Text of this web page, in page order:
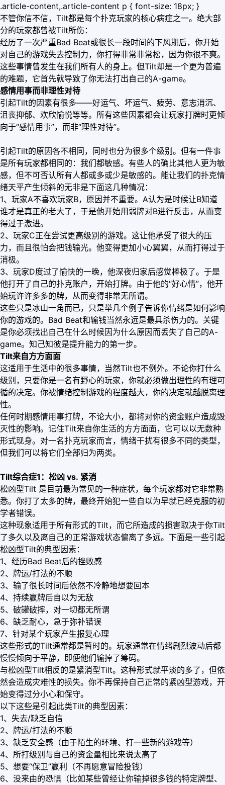
.article-content,.article-content p { font-size: 18px; }
不管你信不信，Tilt都是每个扑克玩家的核心病症之一。绝大部
分的玩家都曾被Tilt所伤：
经历了一次严重Bad Beat或很长一段时间的下风期后，你开始
对自己的游戏失去控制力，你打得非常非常松，因为你很不爽。
这些事情曾发生在我们所有人的身上。但Tilt却是一个更为普遍
的难题，它首先就导致了你无法打出自己的A-game。
感情用事而非理性对待
引起Tilt的因素有很多——好运气、坏运气、疲劳、意志消沉、
沮丧抑郁、欢欣愉悦等等。所有这些因素都会让玩家打牌时更倾
向于“感情用事”，而非“理性对待”。
引起Tilt的原因各不相同，同时也分为很多个级别。但有一件事
是所有玩家都相同的：我们都敏感。有些人的确比其他人更为敏
感，但不可否认所有人都或多或少是敏感的。能让我们的扑克情
绪天平产生倾斜的无非是下面这几种情况：
1、玩家A不喜欢玩家B，原因并不重要。A认为是时候让B知道
谁才是真正的老大了，于是他开始用弱牌对B进行反击，从而变
得过于激进。
2、玩家C正在尝试更高级别的游戏。这让他承受了很大的压
力，而且很怕会把钱输光。他变得更加小心翼翼，从而打得过于
消极。
3、玩家D度过了愉快的一晚，他深夜归家后感觉棒极了。于是
他打开了自己的扑克账户，开始打牌。由于他的“好心情”，他开
始玩许许多多的牌，从而变得非常无所谓。
这些只是冰山一角而已，只是举几个例子告诉你情绪是如何影响
你的游戏的。Bad Beat和输钱当然永远是最具杀伤力的。关键
是你必须找出自己在什么时候因为什么原因而丢失了自己的A-
game。知己知彼是提升能力的第一步。
Tilt来自方方面面
这适用于生活中的很多事情，当然Tilt也不例外。不论你打什么
级别，只要你是一名有野心的玩家，你就必须做出理性的有理可
循的决定。你被情绪控制游戏的程度越大，你的决定就越脱离理
性。
任何时期感情用事打牌，不论大小，都将对你的资金账户造成毁
灭性的影响。记住Tilt来自你生活的方方面面，它可以以无数种
形式现身。对一名扑克玩家而言，情绪干扰有很多不同的类型，
但我们可以将它们全部归为两类。
Tilt综合症1：松凶 vs. 紧消
松凶型Tilt 是目前最为常见的一种症状，每个玩家都对它非常熟
悉。你打了太多的牌，最终开始犯一些自以为早就已经克服的初
学者错误。
这种现象适用于所有形式的Tilt，而它所造成的损害取决于你Tilt
了多久以及离自己的正常游戏状态偏离了多远。下面是一些引起
松凶型Tilt的典型因素：
1、经历Bad Beat后的挫败感
2、牌运/打法的不顺
3、输了很长时间后依然不冷静地想要回本
4、持续赢牌后自以为无敌
5、破罐破摔，对一切都无所谓
6、缺乏耐心，急于弥补错误
7、针对某个玩家产生报复心理
这些形式的Tilt通常都是暂时的。玩家通常在情绪剧烈波动后都
慢慢倾向于平静，即便他们输掉了筹码。
与松凶型Tilt相反的是紧消型Tilt。这种形式就平淡的多了，但依
然会造成灾难性的损失。你不再保持自己正常的紧凶型游戏，开
始变得过分小心和保守。
以下这些是引起此类Tilt的典型因素：
1、失去/缺乏自信
2、牌运/打法的不顺
3、缺乏安全感（由于陌生的环境、打一些新的游戏等）
4、所打级别与自己的资金量相比来说太高了
5、想要“保卫”赢利（不再愿意冒险投钱）
6、没来由的恐惧（比如某些曾经让你输掉很多钱的特定牌型、